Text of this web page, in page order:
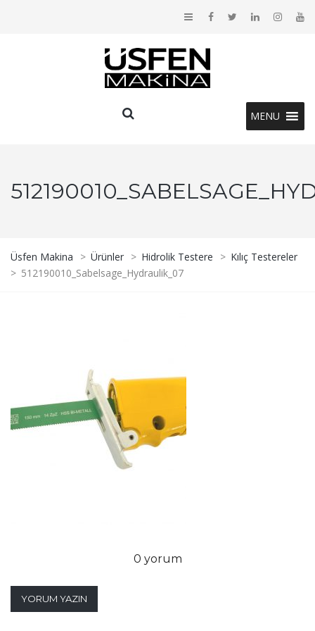
MENU
Üsfen Makina > Ürünler > Hidrolik Testere > Kılıç Testereler
> 512190010_Sabelsage_Hydraulik_07
0 yorum
YORUM YAZIN